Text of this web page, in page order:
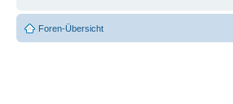
Foren-Übersicht